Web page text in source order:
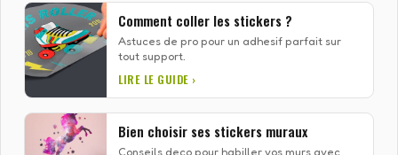
Comment coller les stickers ?
Astuces de pro pour un adhesif parfait sur
tout support.
LIRE LE GUIDE ›
Bien choisir ses stickers muraux
Conseils deco pour habiller vos murs avec